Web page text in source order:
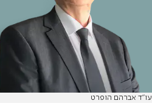
עו"ד אברהם הופרט